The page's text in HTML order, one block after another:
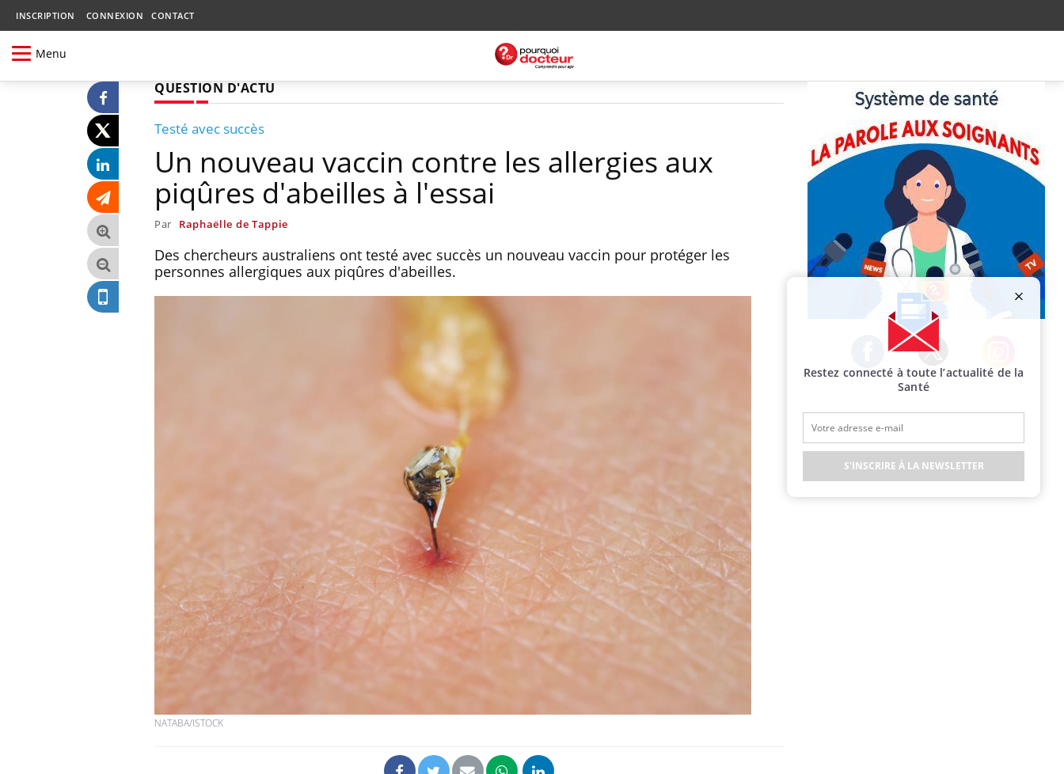
INSCRIPTION CONNEXION CONTACT
Menu
QUESTION D'ACTU
Testé avec succès
Un nouveau vaccin contre les allergies aux
piqûres d'abeilles à l'essai
Par Raphaëlle de Tappie
Des chercheurs australiens ont testé avec succès un nouveau vaccin pour protéger les
personnes allergiques aux piqûres d'abeilles.
NATABA/ISTOCK
Facebook Twitter Instagram
Restez connecté à toute l’actualité de la
Santé
S'INSCRIRE À LA NEWSLETTER